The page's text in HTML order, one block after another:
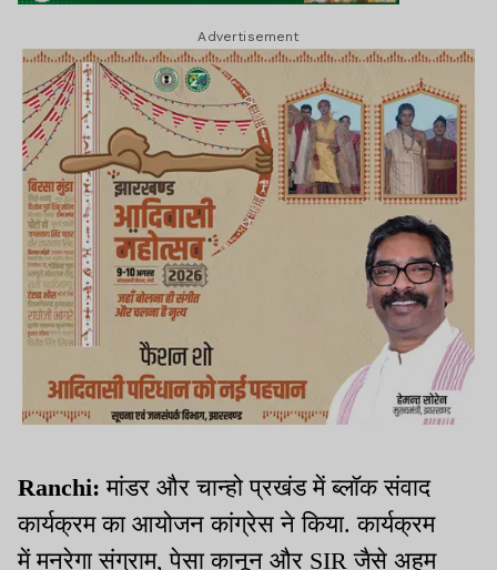
Advertisement
Ranchi: मांडर और चान्हो प्रखंड में ब्लॉक संवाद
कार्यक्रम का आयोजन कांग्रेस ने किया. कार्यक्रम
में मनरेगा संग्राम, पेसा कानून और SIR जैसे अहम